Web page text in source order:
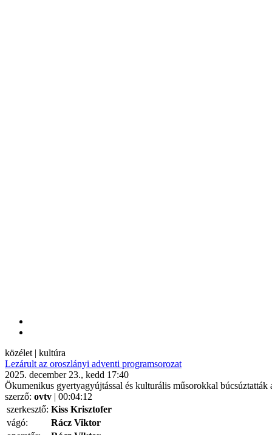
közélet | kultúra
Lezárult az oroszlányi adventi programsorozat
2025. december 23., kedd 17:40
Ökumenikus gyertyagyújtással és kulturális műsorokkal búcsúztatták
szerző: ovtv | 00:04:12
szerkesztő: Kiss Krisztofer
vágó:
Rácz Viktor